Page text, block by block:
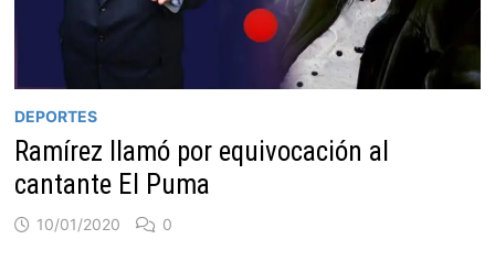
DEPORTES
Ramírez llamó por equivocación al
cantante El Puma
10/01/2020 0